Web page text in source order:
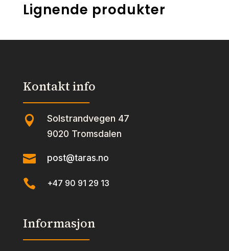
Lignende produkter
Kontakt info
 Solstrandvegen 47
9020 Tromsdalen
 post@taras.no
 +47 90 91 29 13
Informasjon